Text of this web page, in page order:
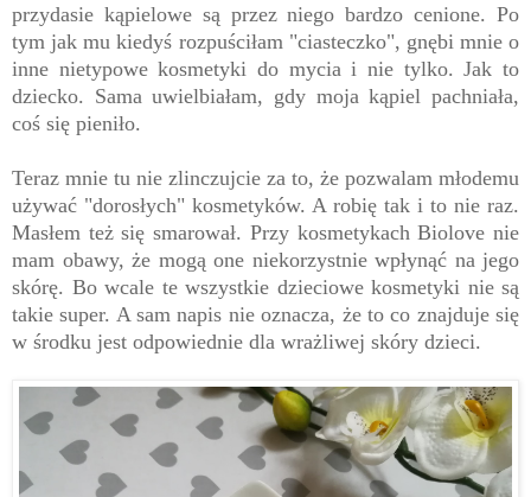
przydasie kąpielowe są przez niego bardzo cenione. Po
tym jak mu kiedyś rozpuściłam "ciasteczko", gnębi mnie o
inne nietypowe kosmetyki do mycia i nie tylko. Jak to
dziecko. Sama uwielbiałam, gdy moja kąpiel pachniała,
coś się pieniło.
Teraz mnie tu nie zlinczujcie za to, że pozwalam młodemu
używać "dorosłych" kosmetyków. A robię tak i to nie raz.
Masłem też się smarował. Przy kosmetykach Biolove nie
mam obawy, że mogą one niekorzystnie wpłynąć na jego
skórę. Bo wcale te wszystkie dzieciowe kosmetyki nie są
takie super. A sam napis nie oznacza, że to co znajduje się
w środku jest odpowiednie dla wrażliwej skóry dzieci.